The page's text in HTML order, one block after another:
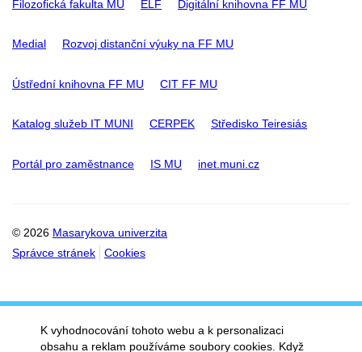
Filozofická fakulta MU ELF Digitální knihovna FF MU
Medial Rozvoj distanční výuky na FF MU
Ústřední knihovna FF MU CIT FF MU
Katalog služeb IT MUNI CERPEK Středisko Teiresiás
Portál pro zaměstnance IS MU inet.muni.cz
© 2026 Masarykova univerzita
Správce stránek
Cookies
K vyhodnocování tohoto webu a k personalizaci
obsahu a reklam používáme soubory cookies. Když